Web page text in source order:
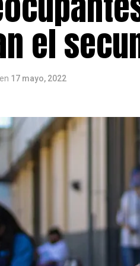
el
en 17 mayo, 2022